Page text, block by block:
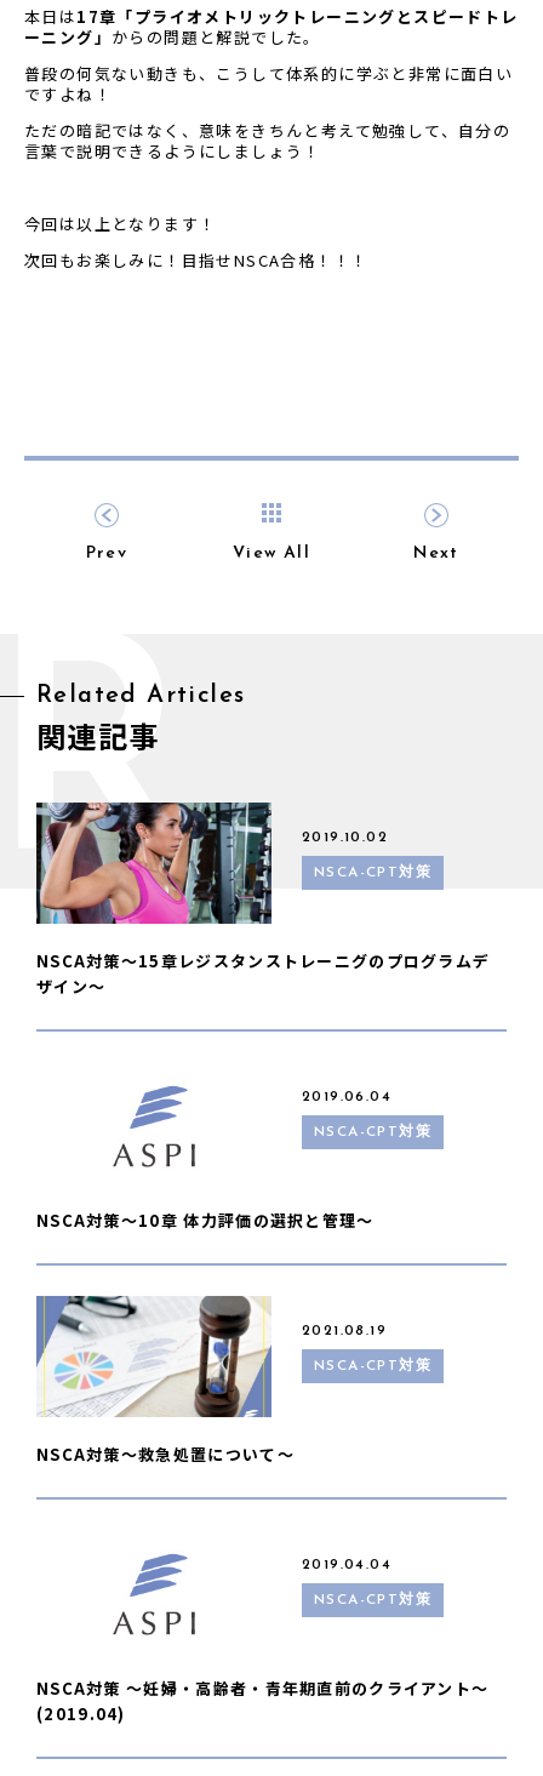
本日は17章「プライオメトリックトレーニングとスピードトレ
ーニング」 からの問題と解説でした。
普段の何気ない動きも、こうして体系的に学ぶと非常に面白い
ですよね！
ただの暗記ではなく、意味をきちんと考えて勉強して、自分の
言葉で説明できるようにしましょう！
今回は以上となります！
次回もお楽しみに！目指せNSCA合格！！！
Prev View All Next
Related Articles
関連記事
2019.10.02
NSCA-CPT対策
NSCA対策〜15章レジスタンストレーニグのプログラムデ
ザイン〜
2019.06.04
NSCA-CPT対策
NSCA対策〜10章 体力評価の選択と管理〜
2021.08.19
NSCA-CPT対策
NSCA対策〜救急処置について〜
2019.04.04
NSCA-CPT対策
NSCA対策 〜妊婦・高齢者・青年期直前のクライアント〜
(2019.04)